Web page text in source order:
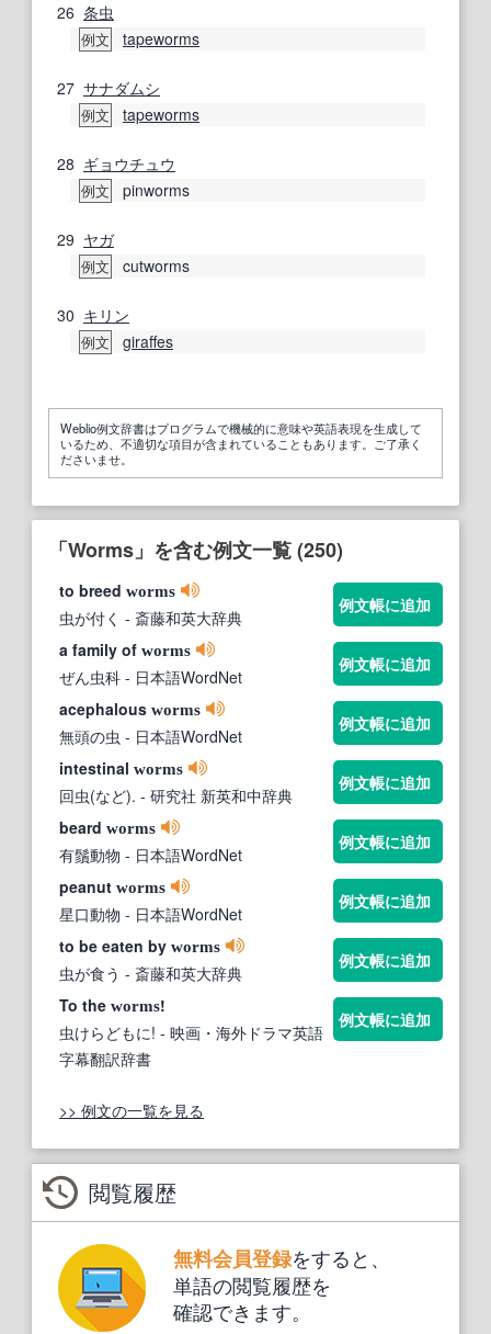
26 条虫
例文 tapeworms
27 サナダムシ
例文 tapeworms
28 ギョウチュウ
例文 pinworms
29 ヤガ
例文 cutworms
30 キリン
例文 giraffes
Weblio例文辞書はプログラムで機械的に意味や英語表現を生成して
いるため、不適切な項目が含まれていることもあります。ご了承く
ださいませ。
「Worms」を含む例文一覧 (250)
to breed worms
虫が付く - 斎藤和英大辞典
例文帳に追加
a family of worms
ぜん虫科 - 日本語WordNet
例文帳に追加
acephalous worms
無頭の虫 - 日本語WordNet
例文帳に追加
intestinal worms
回虫(など). - 研究社 新英和中辞典
例文帳に追加
beard worms
有鬚動物 - 日本語WordNet
例文帳に追加
peanut worms
星口動物 - 日本語WordNet
例文帳に追加
to be eaten by worms
虫が食う - 斎藤和英大辞典
例文帳に追加
To the worms!
虫けらどもに! - 映画・海外ドラマ英語
字幕翻訳辞書
例文帳に追加
>> 例文の一覧を見る
閲覧履歴
無料会員登録をすると、
単語の閲覧履歴を
確認できます。